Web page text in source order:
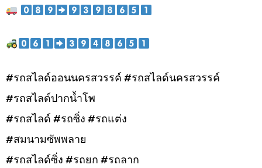
#รถสไลด์ออนนครสวรรค์ #รถสไลด์นครสวรรค์
#รถสไลด์ปากน้ำโพ
#รถสไลด์ #รถซิ่ง #รถแต่ง
#สมนามซัพพลาย
#รถสไลด์ซิ่ง #รถยก #รถลาก